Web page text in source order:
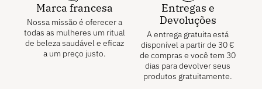
Marca francesa
Nossa missão é oferecer a
todas as mulheres um ritual
de beleza saudável e eficaz
a um preço justo.
Entregas e
Devoluções
A entrega gratuita está
disponível a partir de 30 €
de compras e você tem 30
dias para devolver seus
produtos gratuitamente.